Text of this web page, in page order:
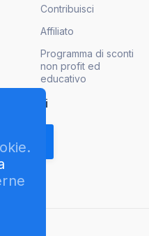
Contribuisci
Affiliato
Programma di sconti
non profit ed
educativo
prodotti